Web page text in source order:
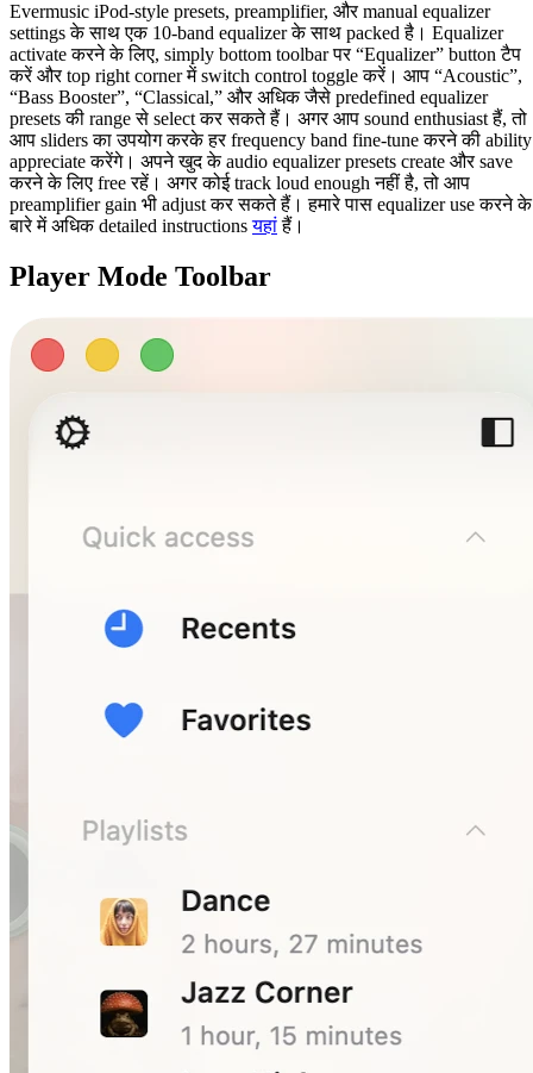
Evermusic iPod-style presets, preamplifier, और manual equalizer
settings के साथ एक 10-band equalizer के साथ packed है। Equalizer
activate करने के लिए, simply bottom toolbar पर “Equalizer” button टैप
करें और top right corner में switch control toggle करें। आप “Acoustic”,
“Bass Booster”, “Classical,” और अधिक जैसे predefined equalizer
presets की range से select कर सकते हैं। अगर आप sound enthusiast हैं, तो
आप sliders का उपयोग करके हर frequency band fine-tune करने की ability
appreciate करेंगे। अपने खुद के audio equalizer presets create और save
करने के लिए free रहें। अगर कोई track loud enough नहीं है, तो आप
preamplifier gain भी adjust कर सकते हैं। हमारे पास equalizer use करने के
बारे में अधिक detailed instructionsयहांहैं।
Player Mode Toolbar